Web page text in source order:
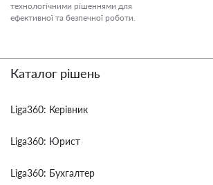
технологічними рішеннями для
ефективної та безпечної роботи.
Каталог рішень
Liga360: Керівник
Liga360: Юрист
Liga360: Бухгалтер